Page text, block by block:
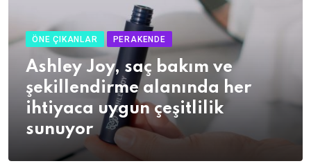
ÖNE ÇIKANLAR PERAKENDE
Ashley Joy, saç bakım ve
şekillendirme alanında her
ihtiyaca uygun çeşitlilik
sunuyor